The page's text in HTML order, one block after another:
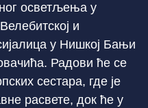
осветљења у
и
у Нишкој Бањи
Радови ће се
сестара, где је
расвете, док ће у